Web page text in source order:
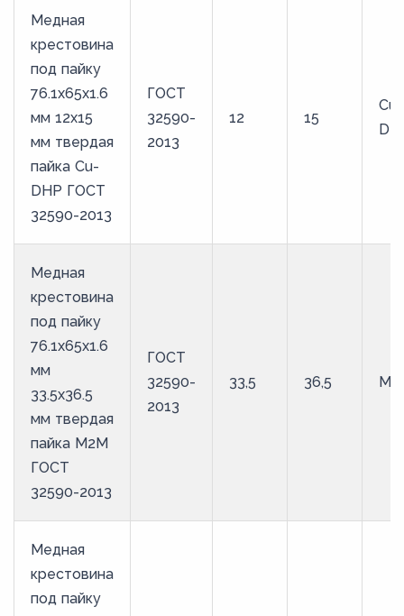
Медная
крестовина
под пайку
76.1х65х1.6
мм 12х15
мм твердая
пайка Cu-
DHP ГОСТ
32590-2013
ГОСТ
32590-
2013
12 15
Cu-
Медная
крестовина
под пайку
76.1х65х1.6
мм
33.5х36.5
мм твердая
пайка М2М
ГОСТ
32590-2013
ГОСТ
32590-
2013
33,5 36,5
Медная
крестовина
под пайку